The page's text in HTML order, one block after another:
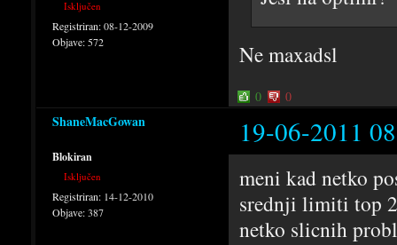
Isključen
Registriran:08-12-2009
Objave:572 Ne maxadsl
0 0
ShaneMacGowan 19-06-2011
Blokiran
Isključen
Registriran: 14-12-2010
Objave:387
meni kad netko
srednji limiti top
netko slicnih